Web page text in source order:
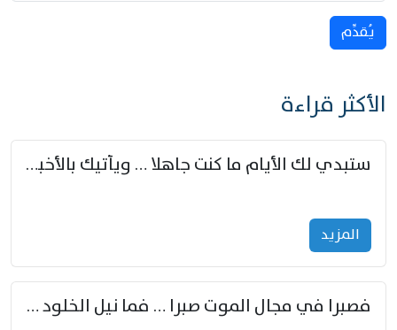
يُقدِّم
الأكثر قراءة
ستبدي لك الأيام ما كنت جاهلا … ويأتيك بالأخبار من لم تزوّد
المزید
فصبرا في مجال الموت صبرا … فما نيل الخلود بمستطاع